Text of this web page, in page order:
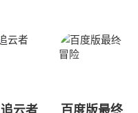
追云者
百度版最终